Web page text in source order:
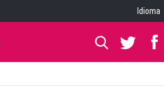
Idioma